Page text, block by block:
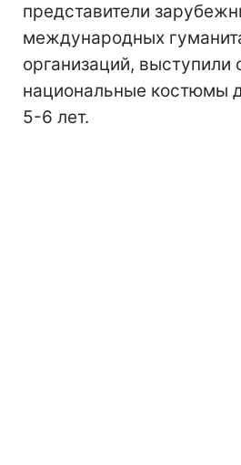
представители
международных
организаций, выступили
национальные костюмы
5-6 лет.